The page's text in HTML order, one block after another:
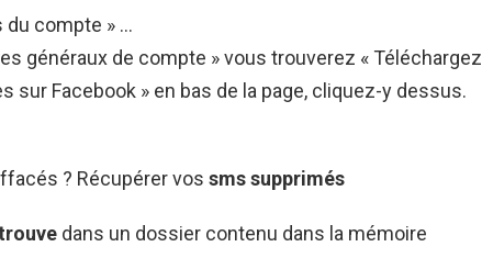
du compte » …
généraux de compte » vous trouverez « Téléchargez
sur Facebook » en bas de la page, cliquez-y dessus.
? Récupérer vos sms supprimés
dans un dossier contenu dans la mémoire